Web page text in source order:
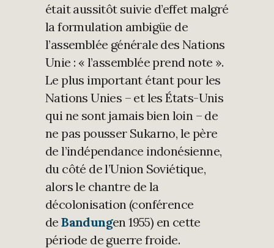
était aussitôt suivie d’effet malgré
la formulation ambigüe de
l’assemblée générale des Nations
Unie : « l’assemblée prend note ».
Le plus important étant pour les
Nations Unies – et les États-Unis
qui ne sont jamais bien loin – de
ne pas pousser Sukarno, le père
de l’indépendance indonésienne,
du côté de l’Union Soviétique,
alors le chantre de la
décolonisation (conférence
deBandungen 1955) en cette
période de guerre froide.